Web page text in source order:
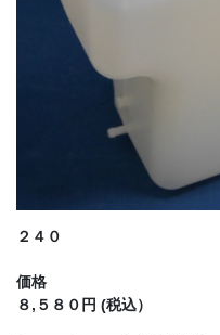
２４０
価格
８,５８０円 (税込）